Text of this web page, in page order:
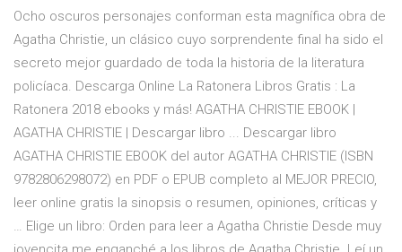
Ocho oscuros personajes conforman esta magnífica obra de
Agatha Christie, un clásico cuyo sorprendente final ha sido el
secreto mejor guardado de toda la historia de la literatura
policíaca. Descarga Online La Ratonera Libros Gratis : La
Ratonera 2018 ebooks y más! AGATHA CHRISTIE EBOOK |
AGATHA CHRISTIE | Descargar libro ... Descargar libro
AGATHA CHRISTIE EBOOK del autor AGATHA CHRISTIE (ISBN
9782806298072) en PDF o EPUB completo al MEJOR PRECIO,
leer online gratis la sinopsis o resumen, opiniones, críticas y
… Elige un libro: Orden para leer a Agatha Christie Desde muy